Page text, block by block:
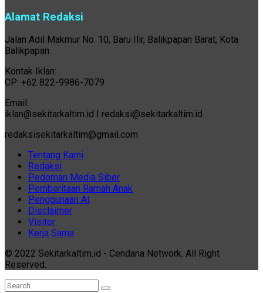
Alamat Redaksi
Jalan Adil Makmur No. 10, Baru Ilir, Balikpapan Barat, Kota
Balikpapan.
Kontak Iklan:
CP: +62 822-9986-7079
Email:
iklan@sekitarkaltim.id I redaksi@sekitarkaltim.id
redaksisekitarkaltim@gmail.com
Tentang Kami
Redaksi
Pedoman Media Siber
Pemberitaan Ramah Anak
Penggunaan AI
Disclaimer
Visitor
Kerja Sama
© 2022 Sekitarkaltim.id - Cendana Network. All Right
Reserved.